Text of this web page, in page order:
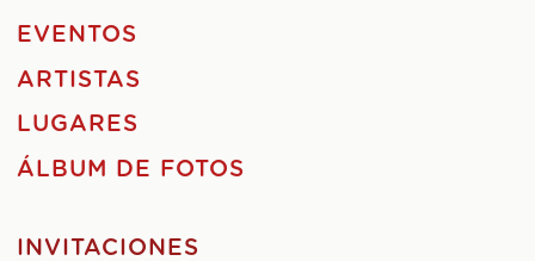
EVENTOS
ARTISTAS
LUGARES
ÁLBUM DE FOTOS
INVITACIONES